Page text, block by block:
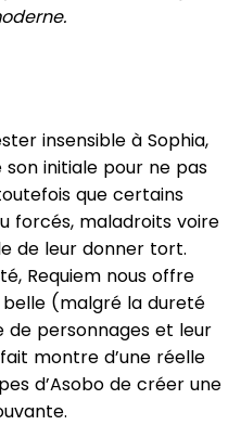
insensible à Sophia,
son initiale pour ne pas
que certains
forcés, maladroits voire
de leur donner tort.
Requiem nous offre
(malgré la dureté
personnages et leur
montre d’une réelle
d’Asobo de créer une